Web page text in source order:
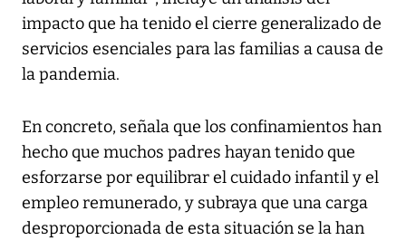
impacto que ha tenido el cierre generalizado de
servicios esenciales para las familias a causa de
la pandemia.
En concreto, señala que los confinamientos han
hecho que muchos padres hayan tenido que
esforzarse por equilibrar el cuidado infantil y el
empleo remunerado, y subraya que una carga
desproporcionada de esta situación se la han